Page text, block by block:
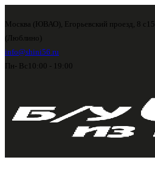
Москва (ЮВАО), Егорьевский проезд, 8 с15
(Люблино)
info@shini56.ru
Пн- Вс 10:00 - 19:00